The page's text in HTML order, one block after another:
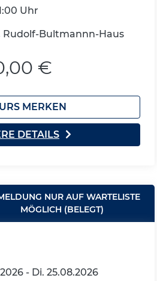
Uhr
Rudolf-Bultmannn-Haus
€
MERKEN
DETAILS
NUR AUF WARTELISTE
MÖGLICH (BELEGT)
- Di. 25.08.2026